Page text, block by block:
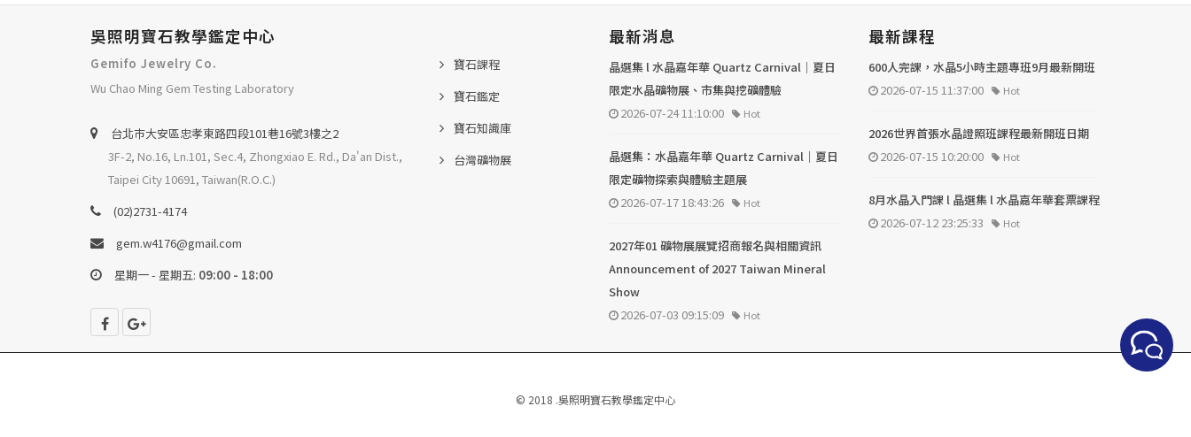
吳照明寶石教學鑑定中心
Gemifo Jewelry Co.
Wu Chao Ming Gem Testing Laboratory
台北巿大安區忠孝東路四段101巷16號3樓之2
3F-2, No.16, Ln.101, Sec.4, Zhongxiao E. Rd., Da'an Dist.,
Taipei City 10691, Taiwan(R.O.C.)
(02)2731-4174
gem.w4176@gmail.com
星期一 - 星期五: 09:00 - 18:00
寶石課程
寶石鑑定
寶石知識庫
台灣礦物展
最新消息
晶選集 l 水晶嘉年華 Quartz Carnival｜夏日
限定水晶礦物展、市集與挖礦體驗
2026-07-24 11:10:00
Hot
晶選集：水晶嘉年華 Quartz Carnival｜夏日
限定礦物探索與體驗主題展
2026-07-17 18:43:26
Hot
2027年01 礦物展展覽招商報名與相關資訊
Announcement of 2027 Taiwan Mineral
Show
2026-07-03 09:15:09
Hot
最新課程
600人完課，水晶5小時主題專班9月最新開班
2026-07-15 11:37:00
Hot
2026世界首張水晶證照班課程最新開班日期
2026-07-15 10:20:00
Hot
8月水晶入門課 l 晶選集 l 水晶嘉年華套票課程
2026-07-12 23:25:33
Hot
© 2018 .吳照明寶石教學鑑定中心